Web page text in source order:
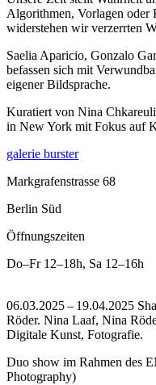
Algorithmen, Vorlagen oder
widerstehen wir verzerrten
Saelia Aparicio, Gonzalo
befassen sich mit
eigener Bildsprache.
Kuratiert von Nina
in New York mit Fokus auf
galerie burster
Markgrafenstrasse 68
Berlin Süd
Öffnungszeiten
Do–Fr 12–18h, Sa 12–16h
06.03.2025 – 19.04.2025
Röder. Nina Laaf, Nina
Digitale Kunst, Fotografie.
Duo show im Rahmen des
Photography)